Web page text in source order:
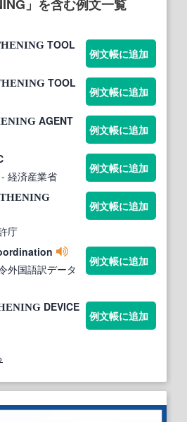
」を含む例文一覧
TOOL
例文帳に追加
TOOL
例文帳に追加
AGENT
例文帳に追加
- 経済産業省
例文帳に追加
庁
例文帳に追加
外国語訳データ
例文帳に追加
DEVICE
例文帳に追加